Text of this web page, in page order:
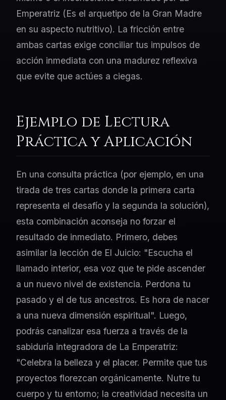
Emperatriz (Es el arquetipo de la Gran Madre
en su aspecto nutritivo). La fricción entre
ambas cartas exige conciliar tus impulsos de
acción inmediata con una madurez reflexiva
que evite que actúes a ciegas.
Ejemplo de Lectura
Práctica y Aplicación
En una consulta práctica (por ejemplo, en una
tirada de tres cartas donde la primera carta
representa el desafío y la segunda la solución),
esta combinación aconseja no forzar el
resultado de inmediato. Primero, debes
asimilar la lección de El Juicio: "Escucha el
llamado interior, esa voz que te pide ascender
a un nuevo nivel de existencia. Perdona tu
pasado y el de tus ancestros. Es hora de nacer
a una nueva dimensión espiritual". Luego,
podrás canalizar esa fuerza a través de la
sabiduría integradora de La Emperatriz:
"Celebra la belleza y el placer. Permite que tus
proyectos florezcan orgánicamente. Nutre tu
cuerpo y tu entorno; la creatividad necesita un